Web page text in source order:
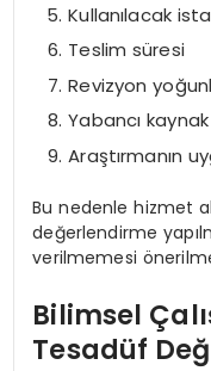
Kullanılacak
Teslim süresi
Revizyon
Yabancı kaynak
Araştırmanın
Bu nedenle hizmet
değerlendirme
verilmemesi
Bilimsel
Tesadüf